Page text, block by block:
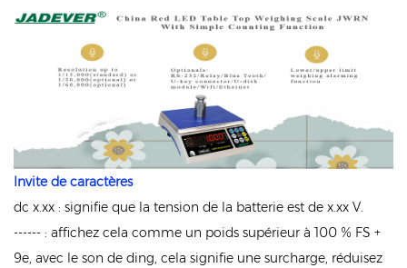
Invite de caractères
dc x.xx : signifie que la tension de la batterie est de x.xx V.
------ : affichez cela comme un poids supérieur à 100 % FS +
9e, avec le son de ding, cela signifie une surcharge, réduisez